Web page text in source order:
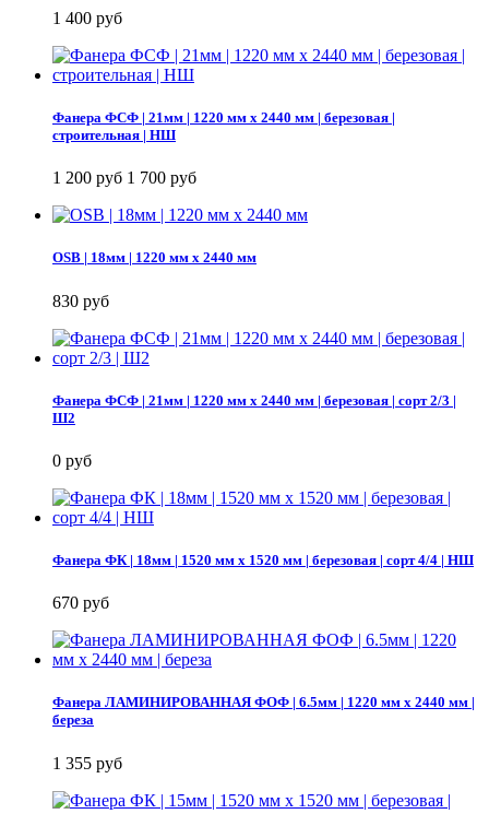
1 400 руб
Фанера ФСФ | 21мм | 1220 мм х 2440 мм | березовая |
строительная | НШ
1 200 руб 1 700 руб
OSB | 18мм | 1220 мм х 2440 мм
830 руб
Фанера ФСФ | 21мм | 1220 мм х 2440 мм | березовая | сорт 2/3 |
Ш2
0 руб
Фанера ФК | 18мм | 1520 мм х 1520 мм | березовая | сорт 4/4 | НШ
670 руб
Фанера ЛАМИНИРОВАННАЯ ФОФ | 6.5мм | 1220 мм х 2440 мм |
береза
1 355 руб